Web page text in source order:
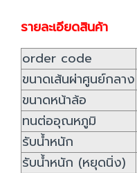
รายละเอียดสินค้า
order code
ขนาดเส้นผ่าศูนย์กลาง
ขนาดหน้าล้อ
ทนต่ออุณหภูมิ
รับน้ำหนัก
รับน้ำหนัก (หยุดนิ่ง)